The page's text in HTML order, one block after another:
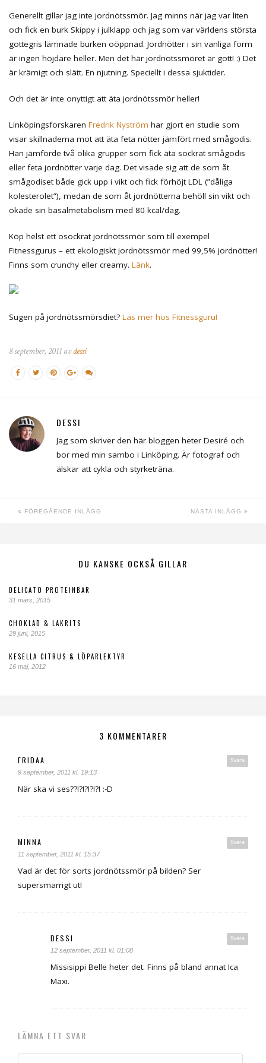
Generellt gillar jag inte jordnötssmör. Jag minns när jag var liten
och fick en burk Skippy i julklapp och jag som var världens största
gottegris lämnade burken oöppnad. Jordnötter i sin vanliga form
är ingen höjdare heller. Men det här jordnötssmöret är gott! :) Det
är krämigt och slätt. En njutning. Speciellt i dessa sjuktider.
Och det är inte onyttigt att äta jordnötssmör heller!
Linköpingsforskaren Fredrik Nyström har gjort en studie som
visar skillnaderna mot att äta feta nötter jämfört med smågodis.
Han jämförde två olika grupper som fick äta sockrat smågodis
eller feta jordnötter varje dag. Det visade sig att de som åt
smågodiset både gick upp i vikt och fick förhöjt LDL (”dåliga
kolesterolet”), medan de som åt jordnötterna behöll sin vikt och
ökade sin basalmetabolism med 80 kcal/dag.
Köp helst ett osockrat jordnötssmör som till exempel
Fitnessgurus – ett ekologiskt jordnötssmör med 99,5% jordnötter!
Finns som crunchy eller creamy. Länk.
Sugen på jordnötssmörsdiet? Läs mer hos Fitnessguru!
8 september, 2011 avdessi
DESSI
Jag som skriver den här bloggen heter Desiré och
bor med min sambo i Linköping. Är fotograf och
älskar att cykla och styrketräna.
FÖREGÅENDE INLÄGG NÄSTA INLÄGG
DU KANSKE OCKSÅ GILLAR
DELICATO PROTEINBAR
31 mars, 2015
CHOKLAD & LAKRITS
29 juni, 2015
KESELLA CITRUS & LÖPARLEKTYR
16 maj, 2012
3 KOMMENTARER
Svara
FRIDAA
9 september, 2011 kl. 19:13
När ska vi ses??!?!?!?!?! :-D
Svara
MINNA
11 september, 2011 kl. 15:37
Vad är det för sorts jordnötssmör på bilden? Ser
supersmarrigt ut!
Svara
DESSI
12 september, 2011 kl. 01:08
Missisippi Belle heter det. Finns på bland annat Ica
Maxi.
LÄMNA ETT SVAR